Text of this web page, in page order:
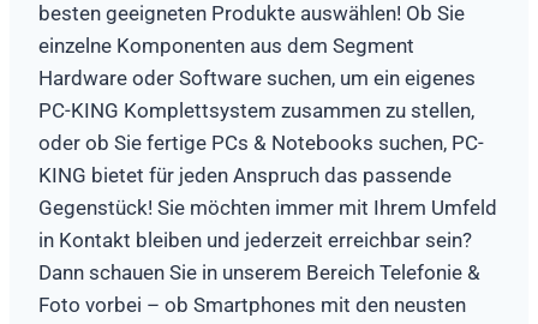
besten geeigneten Produkte auswählen! Ob Sie
einzelne Komponenten aus dem Segment
Hardware oder Software suchen, um ein eigenes
PC-KING Komplettsystem zusammen zu stellen,
oder ob Sie fertige PCs & Notebooks suchen, PC-
KING bietet für jeden Anspruch das passende
Gegenstück! Sie möchten immer mit Ihrem Umfeld
in Kontakt bleiben und jederzeit erreichbar sein?
Dann schauen Sie in unserem Bereich Telefonie &
Foto vorbei – ob Smartphones mit den neusten